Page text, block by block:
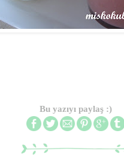
Bu yazıyı paylaş :)